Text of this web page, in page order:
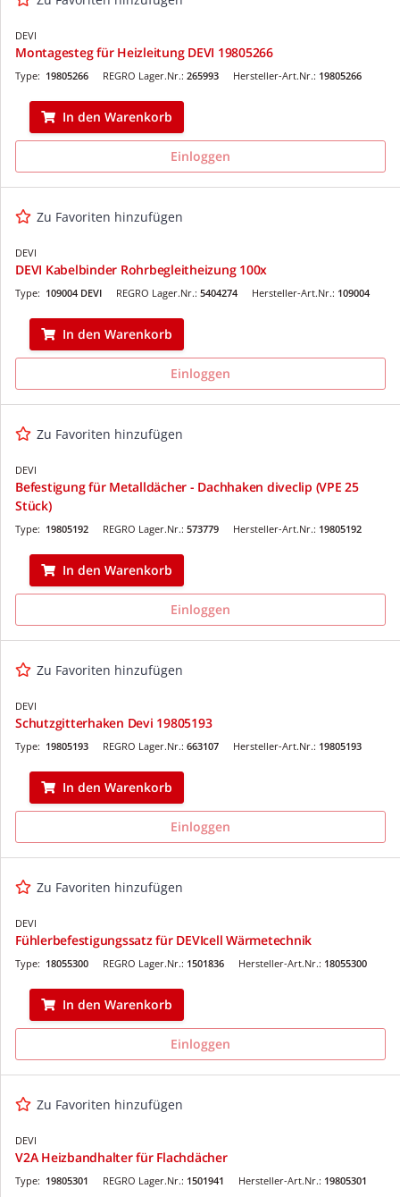
DEVI
Montagesteg für Heizleitung DEVI 19805266
REGRO Lager.Nr.: 265993
Type: 19805266 Hersteller-Art.Nr.: 19805266
In den Warenkorb
Einloggen
Zu Favoriten hinzufügen
DEVI
DEVI Kabelbinder Rohrbegleitheizung 100x
REGRO Lager.Nr.: 5404274
Type: 109004 DEVI Hersteller-Art.Nr.: 109004
In den Warenkorb
Einloggen
Zu Favoriten hinzufügen
DEVI
Befestigung für Metalldächer - Dachhaken diveclip (VPE 25
Stück)
REGRO Lager.Nr.: 573779
Type: 19805192 Hersteller-Art.Nr.: 19805192
In den Warenkorb
Einloggen
Zu Favoriten hinzufügen
DEVI
Schutzgitterhaken Devi 19805193
REGRO Lager.Nr.: 663107
Type: 19805193 Hersteller-Art.Nr.: 19805193
In den Warenkorb
Einloggen
Zu Favoriten hinzufügen
DEVI
Fühlerbefestigungssatz für DEVIcell Wärmetechnik
REGRO Lager.Nr.: 1501836
Type: 18055300 Hersteller-Art.Nr.: 18055300
In den Warenkorb
Einloggen
Zu Favoriten hinzufügen
DEVI
V2A Heizbandhalter für Flachdächer
REGRO Lager.Nr.: 1501941
Type: 19805301 Hersteller-Art.Nr.: 19805301